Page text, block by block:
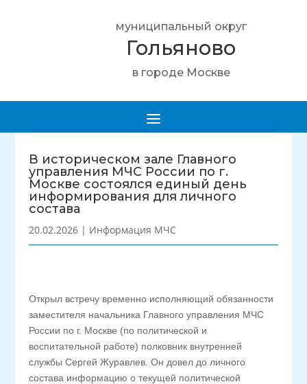
муниципальный округ
Гольяново
в городе Москве
В историческом зале Главного
управления МЧС России по г.
Москве состоялся единый день
информирования для личного
состава
20.02.2026 | Информация МЧС
Открыл встречу временно исполняющий обязанности
заместителя начальника Главного управления МЧС
России по г. Москве (по политической и
воспитательной работе) полковник внутренней
службы Сергей Журавлев. Он довел до личного
состава информацию о текущей политической